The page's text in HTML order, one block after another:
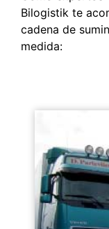
Bilogistik te
cadena de
medida: